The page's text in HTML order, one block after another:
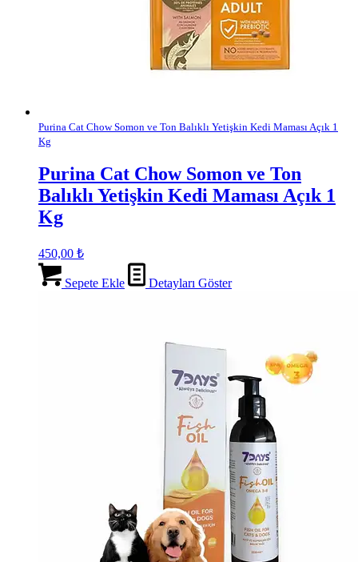
Purina Cat Chow Somon ve Ton Balıklı Yetişkin Kedi Maması Açık 1
Kg
Purina Cat Chow Somon ve Ton
Balıklı Yetişkin Kedi Maması Açık 1
Kg
450,00 ₺
Sepete Ekle Detayları Göster